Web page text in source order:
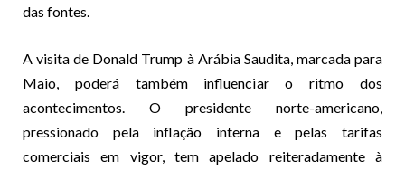
das fontes.
A visita de Donald Trump à Arábia Saudita, marcada para
Maio, poderá também influenciar o ritmo dos
acontecimentos. O presidente norte-americano,
pressionado pela inflação interna e pelas tarifas
comerciais em vigor, tem apelado reiteradamente à